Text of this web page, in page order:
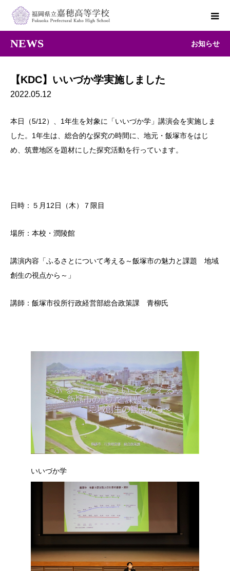
NEWS お知らせ
【KDC】いいづか学実施しました
2022.05.12
本日（5/12）、1年生を対象に「いいづか学」講演会を実施しま
した。1年生は、総合的な探究の時間に、地元・飯塚市をはじ
め、筑豊地区を題材にした探究活動を行っています。
日時：５月12日（木）７限目
場所：本校・潤陵館
講演内容「ふるさとについて考える～飯塚市の魅力と課題 地域
創生の視点から～」
講師：飯塚市役所行政経営部総合政策課 青柳氏
いいづか学